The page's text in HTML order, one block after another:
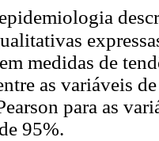
medidas de
as variáveis
para as
95%.